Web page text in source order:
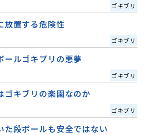
ゴキブリ
放置する危険性
ゴキブリ
ールゴキブリの悪夢
ゴキブリ
ゴキブリの楽園なのか
ゴキブリ
た段ボールも安全ではない